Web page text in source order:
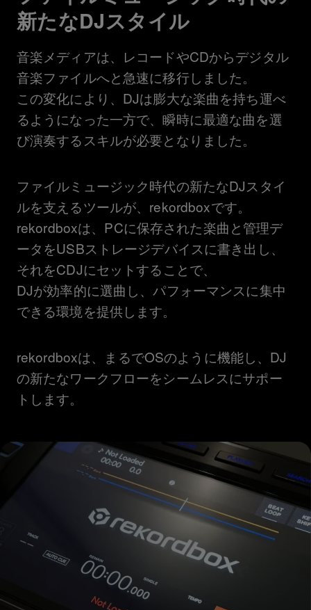
新たなDJスタイル
音楽メディアは、レコードやCDからデジタル
音楽ファイルへと急速に移行しました。
この変化により、DJは膨大な楽曲を持ち運べ
るようになった一方で、瞬時に最適な曲を選
び演奏するスキルが必要となりました。
ファイルミュージック時代の新たなDJスタイ
ルを支えるツールが、rekordboxです。
rekordboxは、PCに保存された楽曲と管理デ
ータをUSBストレージデバイスに書き出し、
それをCDJにセットすることで、
DJが効率的に選曲し、パフォーマンスに集中
できる環境を提供します。
rekordboxは、まるでOSのように機能し、DJ
の新たなワークフローをシームレスにサポー
トします。